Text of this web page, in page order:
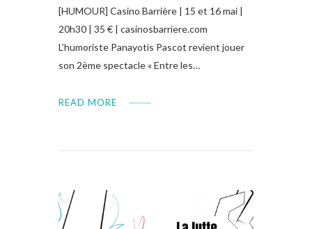
[HUMOUR] Casino Barrière | 15 et 16 mai |
20h30 | 35 € | casinosbarriere.com
L’humoriste Panayotis Pascot revient jouer
son 2ème spectacle « Entre les…
READ MORE